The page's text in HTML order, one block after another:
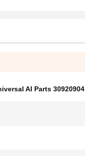
AI Parts 30920904